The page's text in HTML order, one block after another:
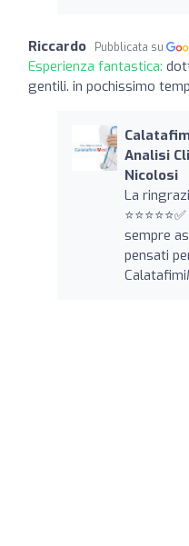
Riccardo Pubblicata su
Esperienza fantastica:
gentili. in pochissimo
Analisi
Nicolosi
La
sempre
pensati